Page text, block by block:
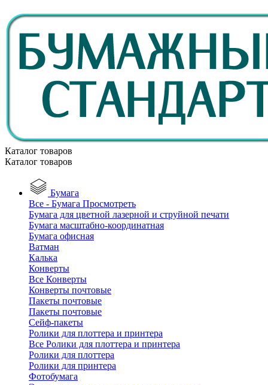
Каталог товаров
Каталог товаров
Бумага
Все - Бумага Просмотреть
Бумага для цветной лазерной и струйной печати
Бумага масштабно-координатная
Бумага офисная
Ватман
Калька
Конверты
Все Конверты
Конверты почтовые
Пакеты почтовые
Пакеты почтовые
Сейф-пакеты
Ролики для плоттера и принтера
Все Ролики для плоттера и принтера
Ролики для плоттера
Ролики для принтера
Фотобумага